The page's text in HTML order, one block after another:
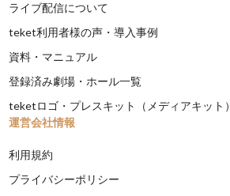
ライブ配信について
teket利用者様の声・導入事例
資料・マニュアル
登録済み劇場・ホール一覧
teketロゴ・プレスキット（メディアキット）
運営会社情報
利用規約
プライバシーポリシー